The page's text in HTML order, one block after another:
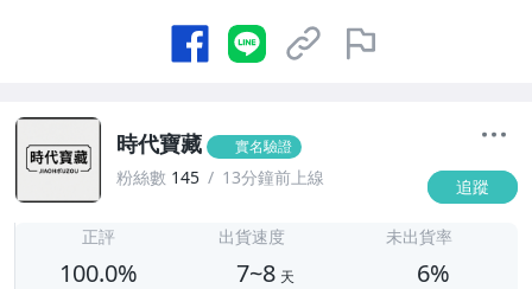
時代寶藏 實名驗證
粉絲數 145 13分鐘前上線 追蹤
正評
100.0%
出貨速度
7~8 天
未出貨率
6%